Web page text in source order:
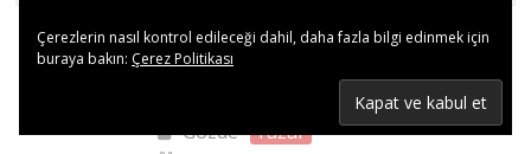
Gözde
Yazar
Çerezlerin nasıl kontrol edileceği dahil, daha fazla bilgi edinmek için
buraya bakın: Çerez Politikası